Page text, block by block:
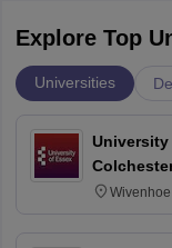
Explore Top
Universities
University
Wivenhoe